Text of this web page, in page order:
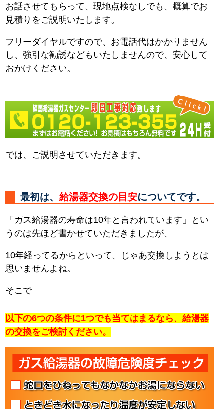
お話させてもらって、現地点検なしでも、概算でお
見積りをご説明いたします。
フリーダイヤルですので、お電話代はかかりません
し、強引な勧誘などもいたしませんので、安心して
おかけください。
では、ご説明させていただきます。
最初は、給湯器交換の目安についてです。
「ガス給湯器の寿命は10年と言われています」とい
うのは先ほど書かせていただきましたが、
10年経ってるからといって、じゃあ交換しようとは
思いませんよね。
そこで
以下の6つの条件に1つでも当てはまるなら、給湯器
の交換をご検討ください。